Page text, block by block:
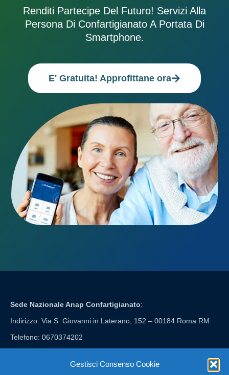
Gestisci Consenso Cookie
Renditi Partecipe Del Futuro! Servizi Alla
Persona Di Confartigianato A Portata Di
Smartphone.
E' Gratuita! Approfittane ora
Sede Nazionale Anap Confartigianato:
Indirizzo: Via S. Giovanni in Laterano, 152 – 00184 Roma RM
Telefono: 0670374202